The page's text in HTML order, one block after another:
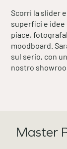
Scorri la slider
superfici e
piace,
moodboard.
sul serio, con
nostro
Master